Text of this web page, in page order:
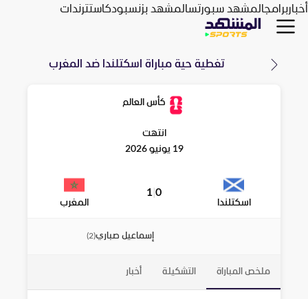
أخباربرامجالمشهد سبورتسالمشهد بزنسبودكاستترندات
تغطية حية مباراة اسكتلندا ضد المغرب
كأس العالم
انتهت
19 يونيو 2026
اسكتلندا
0
1
المغرب
إسماعيل صباري(
2
)
ملخص المباراة التشكيلة أخبار